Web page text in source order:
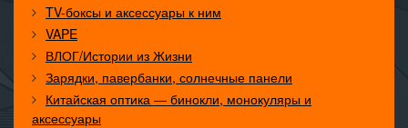
TV-боксы и аксессуары к ним
VAPE
ВЛОГ/Истории из Жизни
Зарядки, павербанки, солнечные панели
Китайская оптика — бинокли, монокуляры и
аксессуары